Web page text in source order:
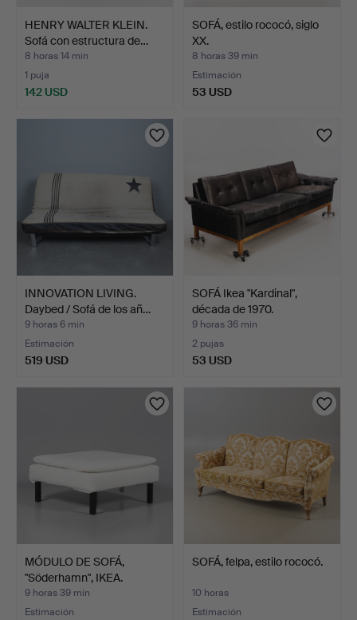
HENRY WALTER KLEIN.
Sofá con estructura de…
8 horas 14 min
1 puja
142 USD
SOFÁ, estilo rococó, siglo
XX.
8 horas 39 min
Estimación
53 USD
INNOVATION LIVING.
Daybed / Sofá de los añ…
9 horas 6 min
Estimación
519 USD
SOFÁ Ikea "Kardinal",
década de 1970.
9 horas 36 min
2 pujas
53 USD
MÓDULO DE SOFÁ,
"Söderhamn", IKEA.
9 horas 39 min
Estimación
SOFÁ, felpa, estilo rococó.
10 horas
Estimación